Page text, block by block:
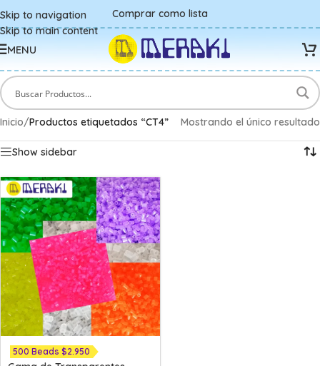
Skip to navigation
Skip to main content
Comprar como lista
MENU
Inicio/Productos etiquetados “CT4” Mostrando el único resultado
Show sidebar
500 Beads $2.950